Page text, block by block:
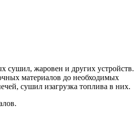
жаровен и других устройств.
материалов до необходимых
сушил изагрузка топлива в них.